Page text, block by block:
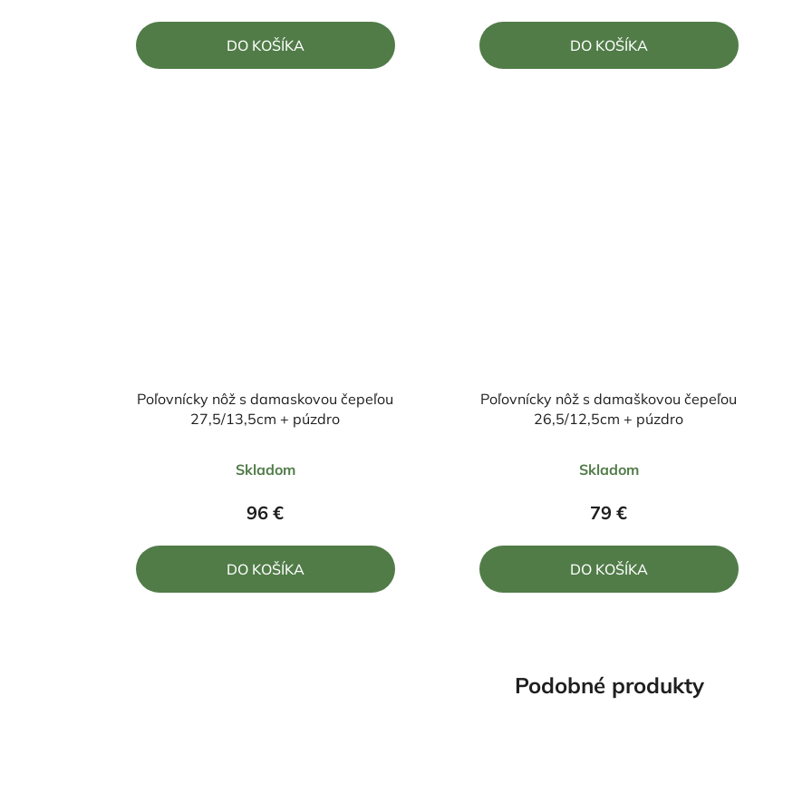
5,0
z
DO KOŠÍKA
5,0
z
DO KOŠÍKA
Poľovnícky nôž s damaskovou čepeľou
27,5/13,5cm + púzdro
hodnotenie
produktu
z
Skladom
96 €
DO KOŠÍKA
Poľovnícky nôž s damaškovou čepeľou
26,5/12,5cm + púzdro
hodnotenie
produktu
z
Skladom
79 €
DO KOŠÍKA
Podobné produkty